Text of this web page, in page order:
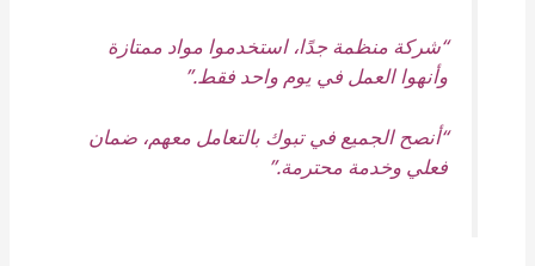
“شركة منظمة جدًا، استخدموا مواد ممتازة
وأنهوا العمل في يوم واحد فقط.”
“أنصح الجميع في تبوك بالتعامل معهم، ضمان
فعلي وخدمة محترمة.”